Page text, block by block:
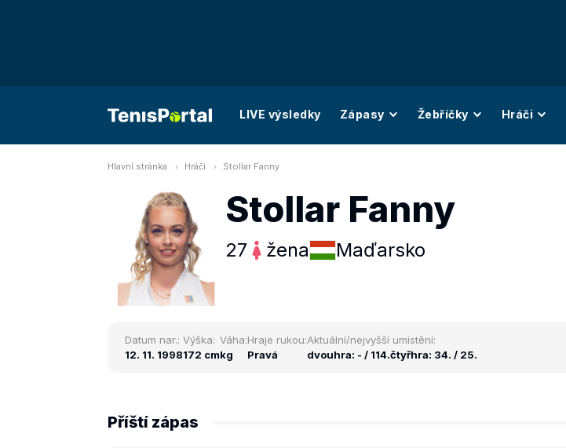
LIVE výsledky Zápasy Žebříčky Hráči
Hlavní stránka Hráči Stollar Fanny
Stollar Fanny
27 žena Maďarsko
Datum nar.:
12. 11. 1998
Výška:
172 cm
Váha:
kg
Hraje rukou:
Pravá
Aktuální/nejvyšší umístění:
dvouhra: - / 114.čtyřhra: 34. / 25.
Příští zápas